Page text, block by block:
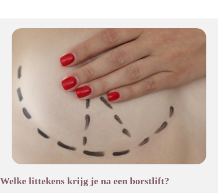
Welke littekens krijg je na een borstlift?